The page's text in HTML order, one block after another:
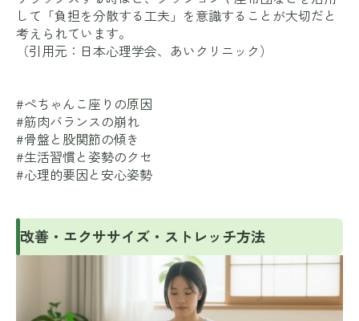
して「負担を分散する工夫」を意識することが大切だと
考えられています。
（引用元： 日本心理学会、 あいクリニック）
#ぺちゃんこ座りの原因
#筋肉バランスの崩れ
#骨盤と股関節の傾き
#生活習慣と姿勢のクセ
#心理的要因と安心姿勢
改善・エクササイズ・ストレッチ方法